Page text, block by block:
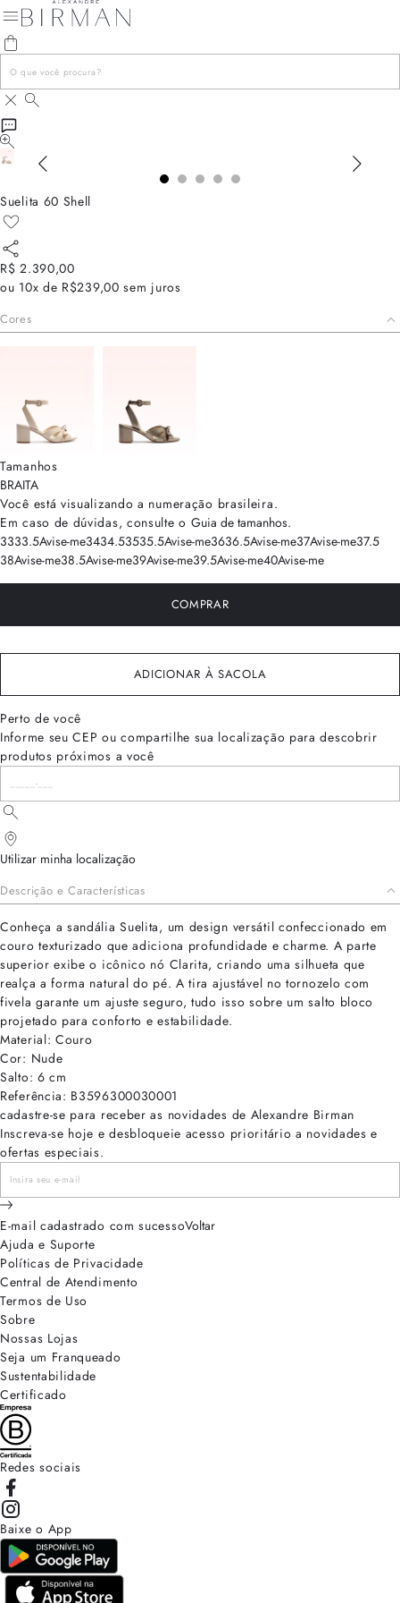
Suelita 60 Shell
R$ 2.390,00
ou 10x de R$239,00 sem juros
Cores
Tamanhos
BRAITA
Você está visualizando a numeração brasileira.
Em caso de dúvidas, consulte o Guia de tamanhos.
3333.5Avise-me3434.53535.5Avise-me3636.5Avise-me37Avise-me37.5
38Avise-me38.5Avise-me39Avise-me39.5Avise-me40Avise-me
COMPRAR
ADICIONAR À SACOLA
Perto de você
Informe seu CEP ou compartilhe sua localização para descobrir
produtos próximos a você
Utilizar minha localização
Descrição e Características
Conheça a sandália Suelita, um design versátil confeccionado em
couro texturizado que adiciona profundidade e charme. A parte
superior exibe o icônico nó Clarita, criando uma silhueta que
realça a forma natural do pé. A tira ajustável no tornozelo com
fivela garante um ajuste seguro, tudo isso sobre um salto bloco
projetado para conforto e estabilidade.
Material: Couro
Cor: Nude
Salto: 6 cm
Referência: B3596300030001
cadastre-se para receber as novidades de Alexandre Birman
Inscreva-se hoje e desbloqueie acesso prioritário a novidades e
ofertas especiais.
E-mail cadastrado com sucessoVoltar
Ajuda e Suporte
Políticas de Privacidade
Central de Atendimento
Termos de Uso
Sobre
Nossas Lojas
Seja um Franqueado
Sustentabilidade
Certificado
Redes sociais
Baixe o App